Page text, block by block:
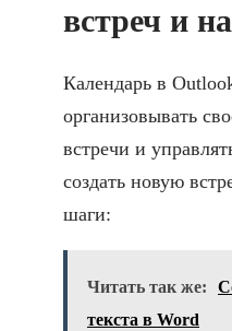
встреч и
Календарь в
организовывать
встречи и
создать новую
шаги:
Читать так же:
текста в Word